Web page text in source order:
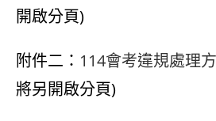
開啟分頁)
附件二： 114會考違規處理
將另開啟分頁)